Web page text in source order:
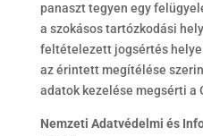
panaszt tegyen egy
a szokásos tartózkodási
feltételezett jogsértés
az érintett megítélése
adatok kezelése megsérti a
Nemzeti Adatvédelmi és